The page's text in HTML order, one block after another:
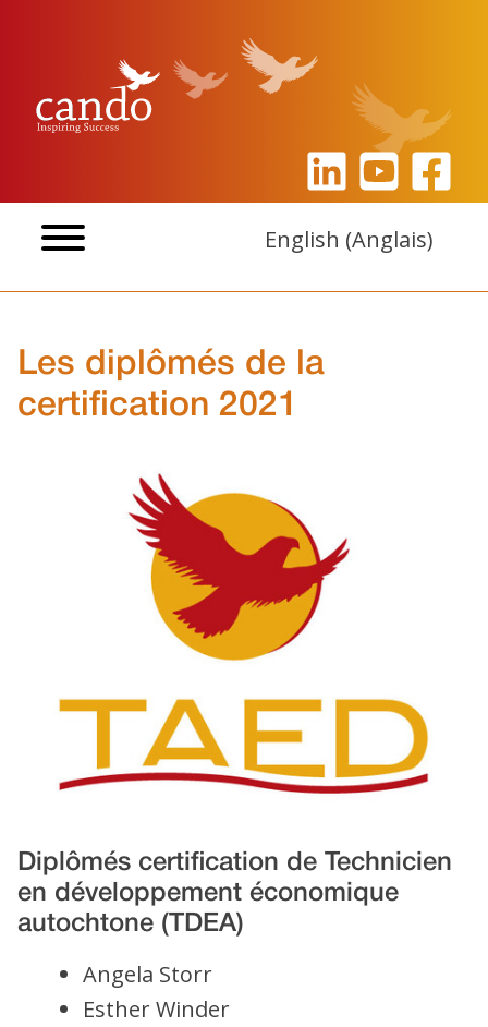
English (Anglais)
Les diplômés de la
certification 2021
Diplômés certification de Technicien
en développement économique
autochtone (TDEA)
Angela Storr
Esther Winder